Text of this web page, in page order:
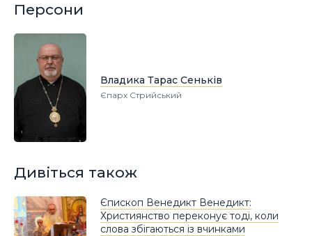
Персони
Владика Тарас Сеньків
Єпарх Стрийський
Дивіться також
Єпископ Венедикт Венедикт:
Християнство переконує тоді, коли
слова збігаються із вчинками